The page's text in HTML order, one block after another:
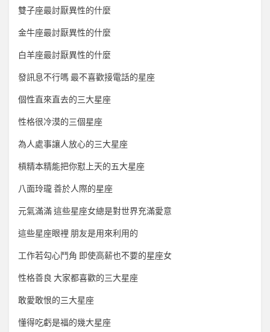
雙子座最討厭異性的什麼
金牛座最討厭異性的什麼
白羊座最討厭異性的什麼
發訊息不行嗎 最不喜歡接電話的星座
個性直來直去的三大星座
性格很冷漠的三個星座
為人處事讓人放心的三大星座
槓精本精能把你懟上天的五大星座
八面玲瓏 善於人際的星座
元氣滿滿 這些星座女總是對世界充滿愛意
這些星座眼裡 朋友是用來利用的
工作若勾心鬥角 即使高薪也不要的星座女
性格善良 大家都喜歡的三大星座
敢愛敢恨的三大星座
懂得吃虧是福的幾大星座